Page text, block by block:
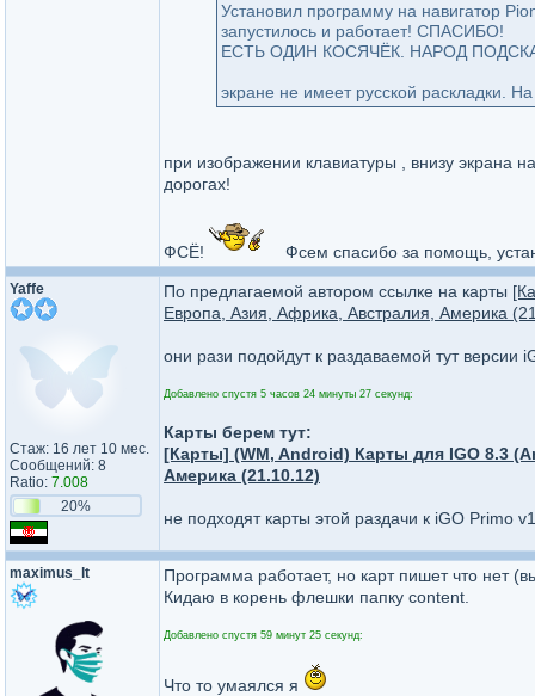
Установил программу на навигатор
запустилось и работает! СПАСИБО!
ЕСТЬ ОДИН КОСЯЧЁК. НАРОД
экране не имеет русской раскладки.
при изображении клавиатуры , внизу экрана
дорогах!
ФСЁ! Фсем спасибо за помощь,
Yaffe
Стаж: 16 лет 10 мес.
Сообщений: 8
Ratio: 7.008
20%
По предлагаемой автором ссылке на карты
Европа, Азия, Африка, Австралия, Америка
они рази подойдут к раздаваемой тут версии
Добавлено спустя 5 часов 24 минуты 27 секунд:
Карты берем тут:
[Карты] (WM, Android) Карты для IGO 8.3
Америка (21.10.12)
не подходят карты этой раздачи к iGO Primo
maximus_lt
Программа работает, но карт пишет что нет
Кидаю в корень флешки папку content.
Добавлено спустя 59 минут 25 секунд:
Что то умаялся я